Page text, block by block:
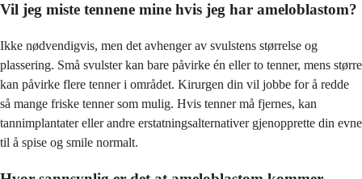
Vil jeg miste tennene mine hvis jeg har ameloblastom?
Ikke nødvendigvis, men det avhenger av svulstens størrelse og
plassering. Små svulster kan bare påvirke én eller to tenner, mens større
kan påvirke flere tenner i området. Kirurgen din vil jobbe for å redde
så mange friske tenner som mulig. Hvis tenner må fjernes, kan
tannimplantater eller andre erstatningsalternativer gjenopprette din evne
til å spise og smile normalt.